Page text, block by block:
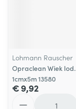
Lohmann Rauscher
Opraclean Wiek Iod.
1cmx5m 13580
€ 9,92